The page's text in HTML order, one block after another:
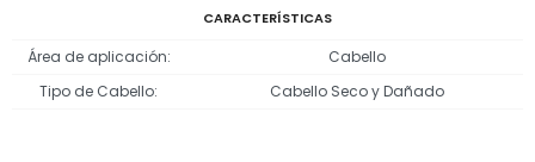
CARACTERÍSTICAS
Área de aplicación
Cabello
Tipo de Cabello
Cabello Seco y Dañado